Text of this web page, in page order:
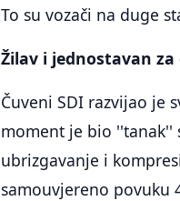
To su vozači na duge
Žilav i jednostavan
Čuveni SDI razvijao je
moment je bio ''tanak''
ubrizgavanje i
samouvjereno povuku